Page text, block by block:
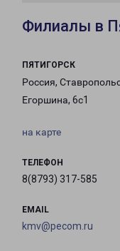
Филиалы в
ПЯТИГОРСК
Россия,
Егоршина, 6с1
на карте
ТЕЛЕФОН
8(8793) 317-585
EMAIL
kmv@pecom.ru